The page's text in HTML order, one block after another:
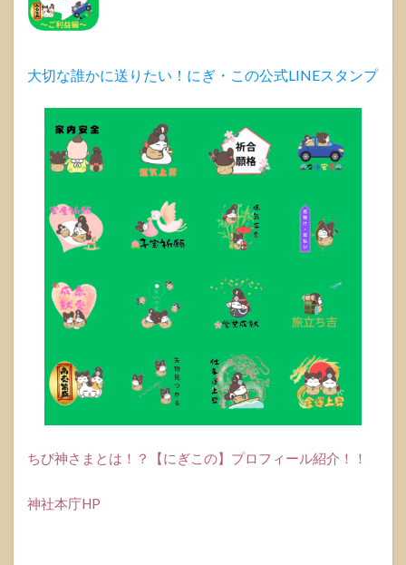
な神
さま?
『神武
ご利益
1.2
ご家
庭で
まを
お祀
りす
法
1.2.1
シンプ
洒落な
御神札
立て
ロ』
心に寄り
大切な誰かに送りたい！にぎ・この公式LINEスタンプ
ちび神さまとは！？【にぎこの】プロフィール紹介！！
神社本庁HP